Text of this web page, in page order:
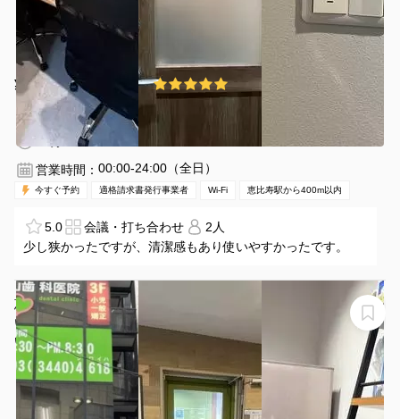
¥880 〜 ¥880 /時間 5.0
(2件)
恵比寿駅 徒歩1分
東京都渋谷区恵比寿1丁目10番6号
1〜2名
30分〜
営業時間： 00:00-24:00（全日）
今すぐ予約 適格請求書発行事業者 Wi-Fi 恵比寿駅から400m以内
5.0 会議・打ち合わせ
2人
少し狭かったですが、清潔感もあり使いやすかったです。
恵比寿駅徒歩1分！ビジネスからプライベートまでご利用
いただける4名会議室【5F】
いいオフィス恵比寿 4名会議室